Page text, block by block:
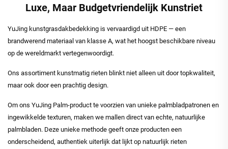
Luxe, Maar Budgetvriendelijk Kunstriet
YuJing kunstgrasdakbedekking is vervaardigd uit HDPE — een
brandwerend materiaal van klasse A, wat het hoogst beschikbare niveau
op de wereldmarkt vertegenwoordigt.
Ons assortiment kunstmatig rieten blinkt niet alleen uit door topkwaliteit,
maar ook door een prachtig design.
Om ons YuJing Palm-product te voorzien van unieke palmbladpatronen en
ingewikkelde texturen, maken we mallen direct van echte, natuurlijke
palmbladen. Deze unieke methode geeft onze producten een
onderscheidend, authentiek uiterlijk dat lijkt op natuurlijk rieten